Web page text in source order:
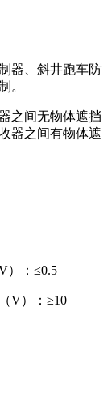
器、斜井跑车防
。
之间无物体遮挡
器之间有物体遮
）：≤0.5
V）：≥10